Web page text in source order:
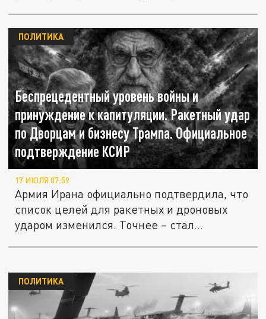
Беспрецедентный уровень войны и
принуждение к капитуляции. Ракетный удар
по Дворцам и бизнесу Трампа. Официальное
подтверждение КСИР
ПОЛИТИКА
17 ИЮЛЯ 07:59
Армия Ирана официально подтвердила, что
список целей для ракетных и дроновых
ударом изменился. Точнее – стал...
ПОЛИТИКА